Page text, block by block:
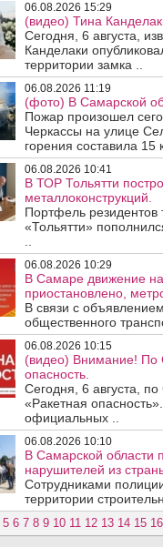
06.08.2026 15:29
(видео) Тина
Сегодня, 6 августа,
Канделаки
территории замка ..
06.08.2026 11:19
(фото) В Самарской
Пожар произошел
Черкассы на улице
горения составила 15
06.08.2026 10:41
В ТОР Тольятти
металлоконструкций.
Портфель
«Тольятти»
06.08.2026 10:29
В Самаре движение
приостановлено,
В связи с
общественного
06.08.2026 10:15
(видео) Внимание! По
опасность.
Сегодня, 6 августа,
«Ракетная
официальных ..
06.08.2026 10:10
В Самарской области
нарушителей из
Сотрудниками
территории
5 6 7 8 9 10 11 12 13 14 15 16